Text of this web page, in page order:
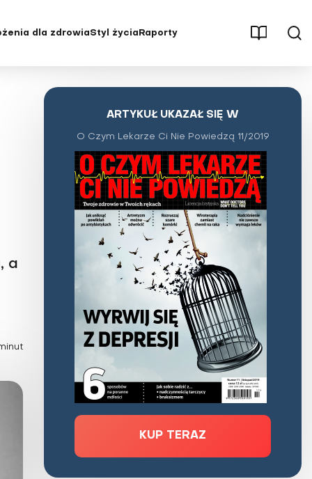
Uzależnienia
Wysoki cholesterol
Zaburzenia hormonalne
Zaburzenia odżywiania
Zaburzenia pamięci i
koncentracji
Zaburzenia psychiczne i choroby
układu nerwowego
Zaburzenie mikrobioty jelitowej
Choroby od A do Z
dla zdrowiaStyl życia
Świat wokół nas
Uroda i pielęgnacja
Wywiady i opinie
Raporty
a
ARTYKUŁ UKAZAŁ SIĘ W
O Czym Lekarze Ci Nie Powiedzą 11/2019
KUP TERAZ